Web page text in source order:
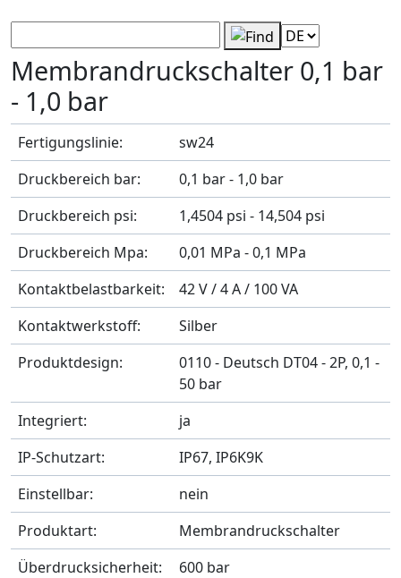
Membrandruckschalter 0,1 bar
- 1,0 bar
Fertigungslinie:
sw24
Druckbereich bar:
0,1 bar - 1,0 bar
Druckbereich psi:
1,4504 psi - 14,504 psi
Druckbereich Mpa:
0,01 MPa - 0,1 MPa
Kontaktbelastbarkeit:
42 V / 4 A / 100 VA
Kontaktwerkstoff:
Silber
Produktdesign:
0110 - Deutsch DT04 - 2P, 0,1 -
50 bar
Integriert:
ja
IP-Schutzart:
IP67, IP6K9K
Einstellbar:
nein
Produktart:
Membrandruckschalter
Überdrucksicherheit:
600 bar